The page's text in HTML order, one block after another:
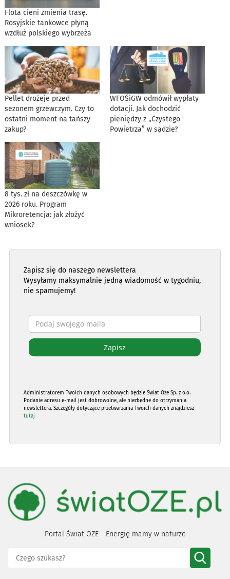
Flota cieni zmienia trasę.
Rosyjskie tankowce płyną
wzdłuż polskiego wybrzeża
Pellet drożeje przed
sezonem grzewczym. Czy to
ostatni moment na tańszy
zakup?
WFOŚiGW odmówił wypłaty
dotacji. Jak dochodzić
pieniędzy z „Czystego
Powietrza” w sądzie?
8 tys. zł na deszczówkę w
2026 roku. Program
Mikroretencja: jak złożyć
wniosek?
Zapisz się do naszego newslettera
Wysyłamy maksymalnie jedną wiadomość w tygodniu,
nie spamujemy!
Administratorem Twoich danych osobowych będzie Świat Oze Sp. z o.o.
Podanie adresu e-mail jest dobrowolne, ale niezbędne do otrzymania
newslettera. Szczegóły dotyczące przetwarzania Twoich danych znajdziesz
tutaj
Portal Świat OZE - Energię mamy w naturze